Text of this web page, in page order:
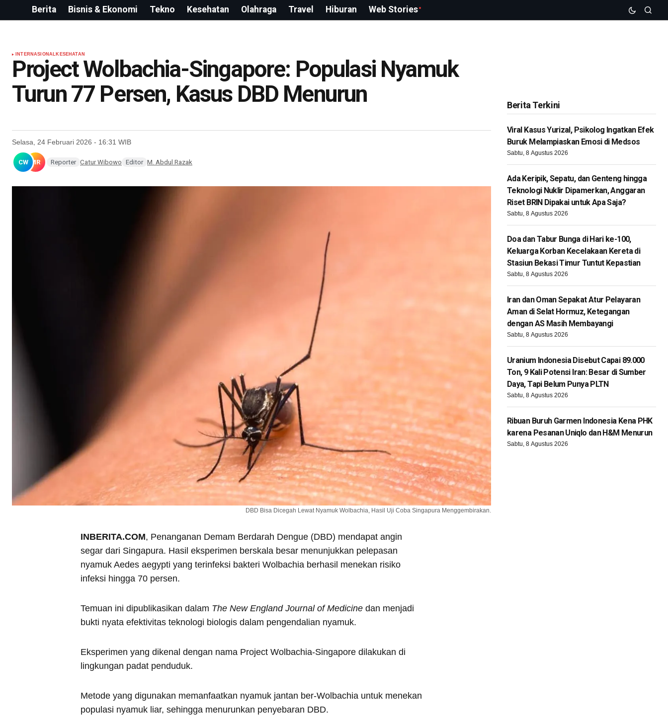
Berita Bisnis & Ekonomi Tekno Kesehatan Olahraga Travel Hiburan Web Stories
INTERNASIONAL KESEHATAN
Project Wolbachia-Singapore: Populasi Nyamuk
Turun 77 Persen, Kasus DBD Menurun
Selasa, 24 Februari 2026 - 16:31 WIB
CW MR Reporter Catur Wibowo Editor M. Abdul Razak
DBD Bisa Dicegah Lewat Nyamuk Wolbachia, Hasil Uji Coba Singapura Menggembirakan.
INBERITA.COM, Penanganan Demam Berdarah Dengue (DBD) mendapat angin
segar dari Singapura. Hasil eksperimen berskala besar menunjukkan pelepasan
nyamuk Aedes aegypti yang terinfeksi bakteri Wolbachia berhasil menekan risiko
infeksi hingga 70 persen.
Temuan ini dipublikasikan dalam The New England Journal of Medicine dan menjadi
bukti nyata efektivitas teknologi biologis dalam pengendalian nyamuk.
Eksperimen yang dikenal dengan nama Project Wolbachia-Singapore dilakukan di
lingkungan padat penduduk.
Metode yang digunakan memanfaatkan nyamuk jantan ber-Wolbachia untuk menekan
populasi nyamuk liar, sehingga menurunkan penyebaran DBD.
Berita Terkini
Viral Kasus Yurizal, Psikolog Ingatkan Efek
Buruk Melampiaskan Emosi di Medsos
Sabtu, 8 Agustus 2026
Ada Keripik, Sepatu, dan Genteng hingga
Teknologi Nuklir Dipamerkan, Anggaran
Riset BRIN Dipakai untuk Apa Saja?
Sabtu, 8 Agustus 2026
Doa dan Tabur Bunga di Hari ke-100,
Keluarga Korban Kecelakaan Kereta di
Stasiun Bekasi Timur Tuntut Kepastian
Sabtu, 8 Agustus 2026
Iran dan Oman Sepakat Atur Pelayaran
Aman di Selat Hormuz, Ketegangan
dengan AS Masih Membayangi
Sabtu, 8 Agustus 2026
Uranium Indonesia Disebut Capai 89.000
Ton, 9 Kali Potensi Iran: Besar di Sumber
Daya, Tapi Belum Punya PLTN
Sabtu, 8 Agustus 2026
Ribuan Buruh Garmen Indonesia Kena PHK
karena Pesanan Uniqlo dan H&M Menurun
Sabtu, 8 Agustus 2026